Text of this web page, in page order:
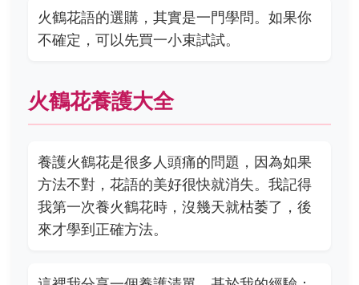
火鶴花語的選購，其實是一門學問。如果你
不確定，可以先買一小束試試。
火鶴花養護大全
養護火鶴花是很多人頭痛的問題，因為如果
方法不對，花語的美好很快就消失。我記得
我第一次養火鶴花時，沒幾天就枯萎了，後
來才學到正確方法。